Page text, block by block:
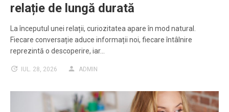
relație de lungă durată
La începutul unei relații, curiozitatea apare în mod natural.
Fiecare conversație aduce informații noi, fiecare întâlnire
reprezintă o descoperire, iar…
IUL. 28, 2026 ADMIN